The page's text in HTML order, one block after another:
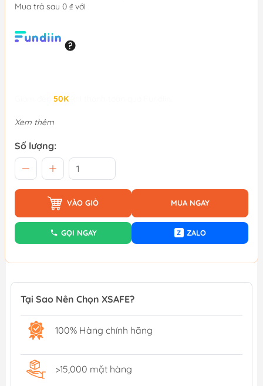
Mua trả sau 0 ₫ với
50K
Xem thêm
Số lượng:
VÀO GIỎ MUA NGAY
GỌI NGAY Z ZALO
Tại Sao Nên Chọn XSAFE?
100% Hàng chính hãng
>15,000 mặt hàng